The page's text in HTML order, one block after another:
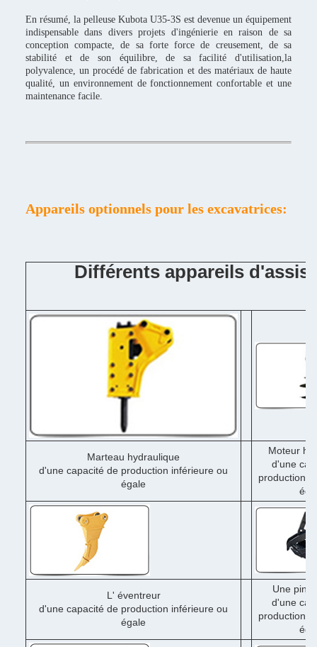
En résumé, la pelleuse Kubota U35-3S est devenue un équipement
indispensable dans divers projets d'ingénierie en raison de sa
conception compacte, de sa forte force de creusement, de sa
stabilité et de son équilibre, de sa facilité d'utilisation,la
polyvalence, un procédé de fabrication et des matériaux de haute
qualité, un environnement de fonctionnement confortable et une
maintenance facile.
Appareils optionnels pour les excavatrices:
Différents appareils
Marteau hydraulique
d'une capacité de production inférieure ou
égale
Moteur
d'une
production
L' éventreur
d'une capacité de production inférieure ou
égale
Une
d'une
production